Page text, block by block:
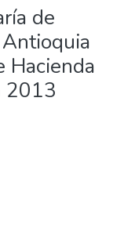
de
Hacienda
2013